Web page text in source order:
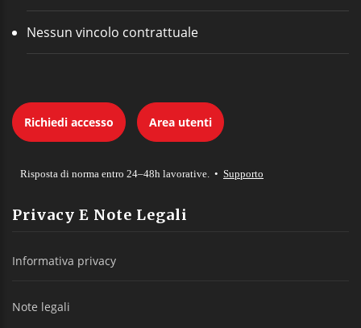
Nessun vincolo contrattuale
Richiedi accesso Area utenti
Risposta di norma entro 24–48h lavorative. • Supporto
Privacy E Note Legali
Informativa privacy
Note legali